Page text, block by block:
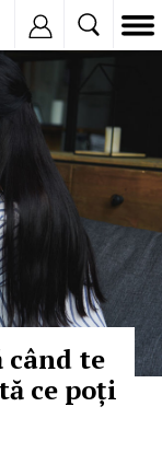
când te
ce poți